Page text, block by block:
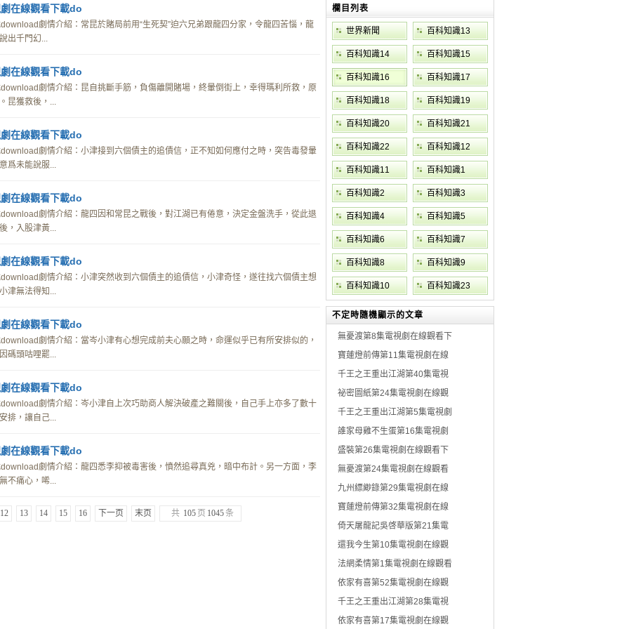
在線觀看下載do
劇情介紹：常昆於賭局前用“生死契”迫六兄弟跟龍四分家，令龍四苦惱，龍
出千門幻...
在線觀看下載do
劇情介紹：昆自挑斷手筋，負傷離開賭場，終暈倒街上，幸得瑪利所救，原
昆獲救後，...
在線觀看下載do
劇情介紹：小津接到六個債主的追債信，正不知如何應付之時，突告毒發暈
爲未能說服...
在線觀看下載do
劇情介紹：龍四因和常昆之戰後，對江湖已有倦意，決定金盤洗手，從此退
，入股津黃...
在線觀看下載do
劇情介紹：小津突然收到六個債主的追債信，小津奇怪，遂往找六個債主想
津無法得知...
在線觀看下載do
劇情介紹：當岑小津有心想完成前夫心願之時，命運似乎已有所安排似的，
碼頭咕哩罷...
在線觀看下載do
劇情介紹：岑小津自上次巧助商人解決破產之難關後，自己手上亦多了數十
排，讓自己...
在線觀看下載do
劇情介紹：龍四悉李抑被毒害後，憤然追尋真兇，暗中布計。另一方面，李
不痛心，唏...
12 13 14 15 16 下一页 末页 共 105 页 1045 条
欄目列表
世界新聞 百科知識13
百科知識14 百科知識15
百科知識16 百科知識17
百科知識18 百科知識19
百科知識20 百科知識21
百科知識22 百科知識12
百科知識11 百科知識1
百科知識2 百科知識3
百科知識4 百科知識5
百科知識6 百科知識7
百科知識8 百科知識9
百科知識10 百科知識23
不定時隨機顯示的文章
無憂渡第8集電視劇在線觀看下
寶蓮燈前傳第11集電視劇在線
千王之王重出江湖第40集電視
祕密圖紙第24集電視劇在線觀
千王之王重出江湖第5集電視劇
誰家母雞不生蛋第16集電視劇
盛裝第26集電視劇在線觀看下
無憂渡第24集電視劇在線觀看
九州縹緲錄第29集電視劇在線
寶蓮燈前傳第32集電視劇在線
倚天屠龍記吳啓華版第21集電
還我今生第10集電視劇在線觀
法網柔情第1集電視劇在線觀看
依家有喜第52集電視劇在線觀
千王之王重出江湖第28集電視
依家有喜第17集電視劇在線觀